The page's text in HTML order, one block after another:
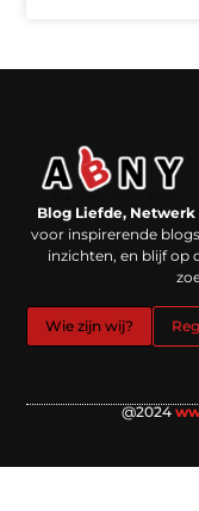
Blog Liefde, Netwerk
voor inspirerende
inzichten, en blijf op
Wie zijn wij?
@2024